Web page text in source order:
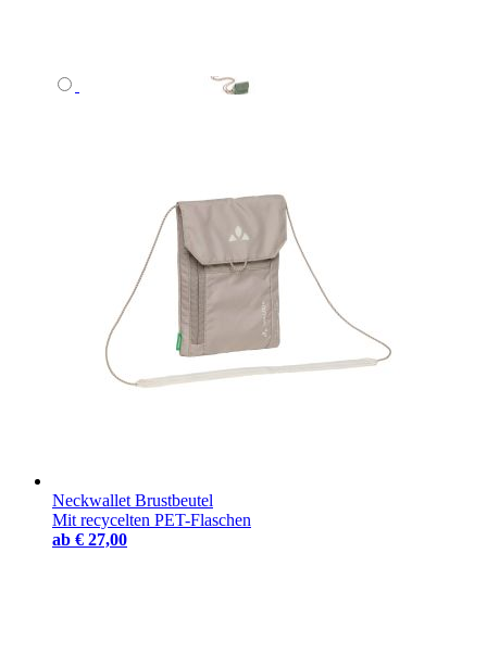
Neckwallet Brustbeutel
Mit recycelten PET-Flaschen
ab € 27,00